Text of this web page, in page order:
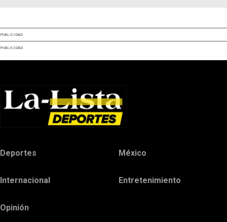
PUBLICIDAD
PUBLICIDAD
Deportes México
Internacional Entretenimiento
Opinión